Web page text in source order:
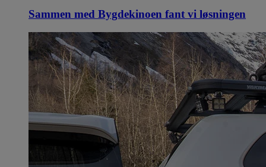
Sammen med Bygdekinoen fant vi løsningen